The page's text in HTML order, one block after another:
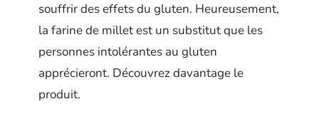
souffrir des effets du gluten. Heureusement,
la farine de millet est un substitut que les
personnes intolérantes au gluten
apprécieront. Découvrez davantage le
produit.